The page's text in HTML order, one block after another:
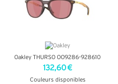
Oakley THURSO OO9286-928610
132,60 €
Couleurs disponibles